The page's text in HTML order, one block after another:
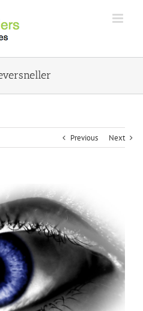
Previous Next